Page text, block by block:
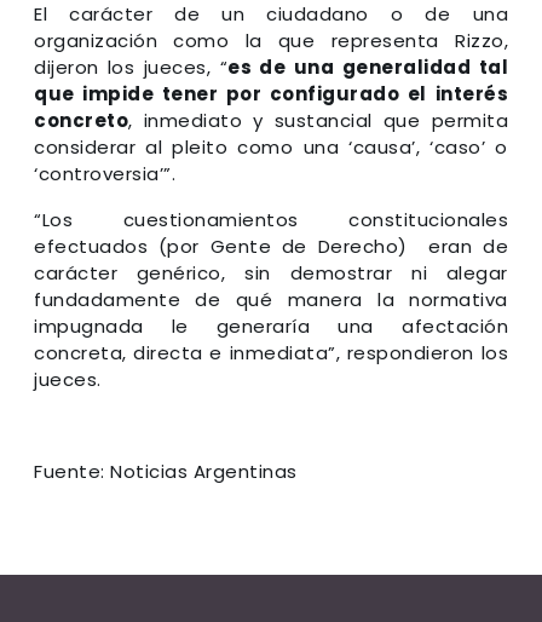
El carácter de un ciudadano o de una
organización como la que representa Rizzo,
dijeron los jueces, “es de una generalidad tal
que impide tener por configurado el interés
concreto, inmediato y sustancial que permita
considerar al pleito como una ‘causa’, ‘caso’ o
‘controversia’”.
“Los cuestionamientos constitucionales
efectuados (por Gente de Derecho) eran de
carácter genérico, sin demostrar ni alegar
fundadamente de qué manera la normativa
impugnada le generaría una afectación
concreta, directa e inmediata”, respondieron los
jueces.
Fuente: Noticias Argentinas